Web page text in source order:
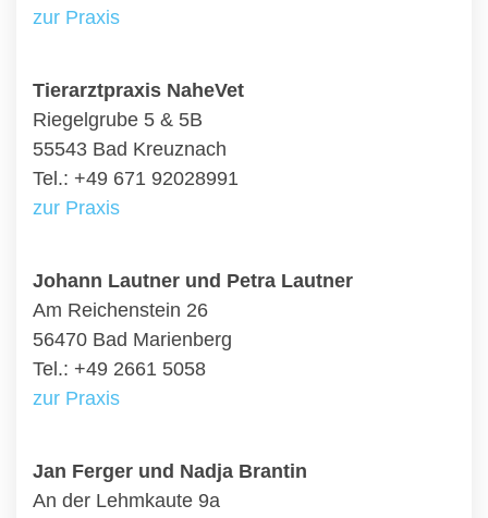
zur Praxis
Tierarztpraxis NaheVet
Riegelgrube 5 & 5B
55543 Bad Kreuznach
Tel.: +49 671 92028991
zur Praxis
Johann Lautner und Petra Lautner
Am Reichenstein 26
56470 Bad Marienberg
Tel.: +49 2661 5058
zur Praxis
Jan Ferger und Nadja Brantin
An der Lehmkaute 9a